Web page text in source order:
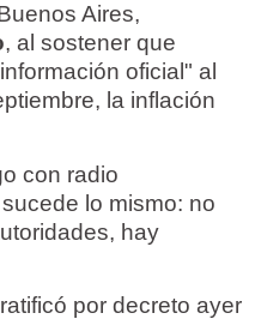
Aires,
, al sostener que
oficial" al
la inflación
con radio
lo mismo: no
hay
ratificó por decreto ayer